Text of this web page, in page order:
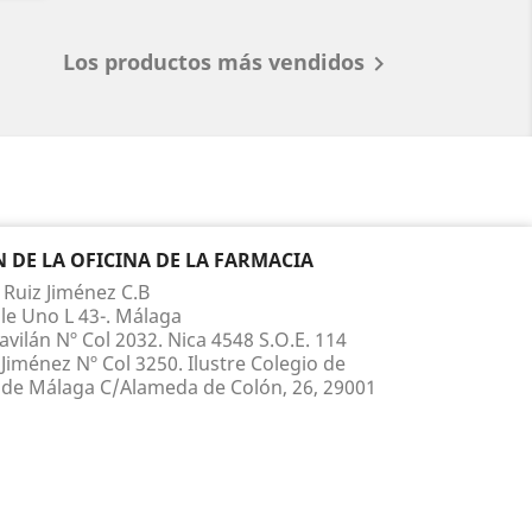
Los productos más vendidos 
LA OFICINA DE LA FARMACIA
Jiménez C.B
Uno L 43-. Málaga
Nº Col 2032. Nica 4548 S.O.E. 114
Nº Col 3250. Ilustre Colegio de
Málaga C/Alameda de Colón, 26, 29001